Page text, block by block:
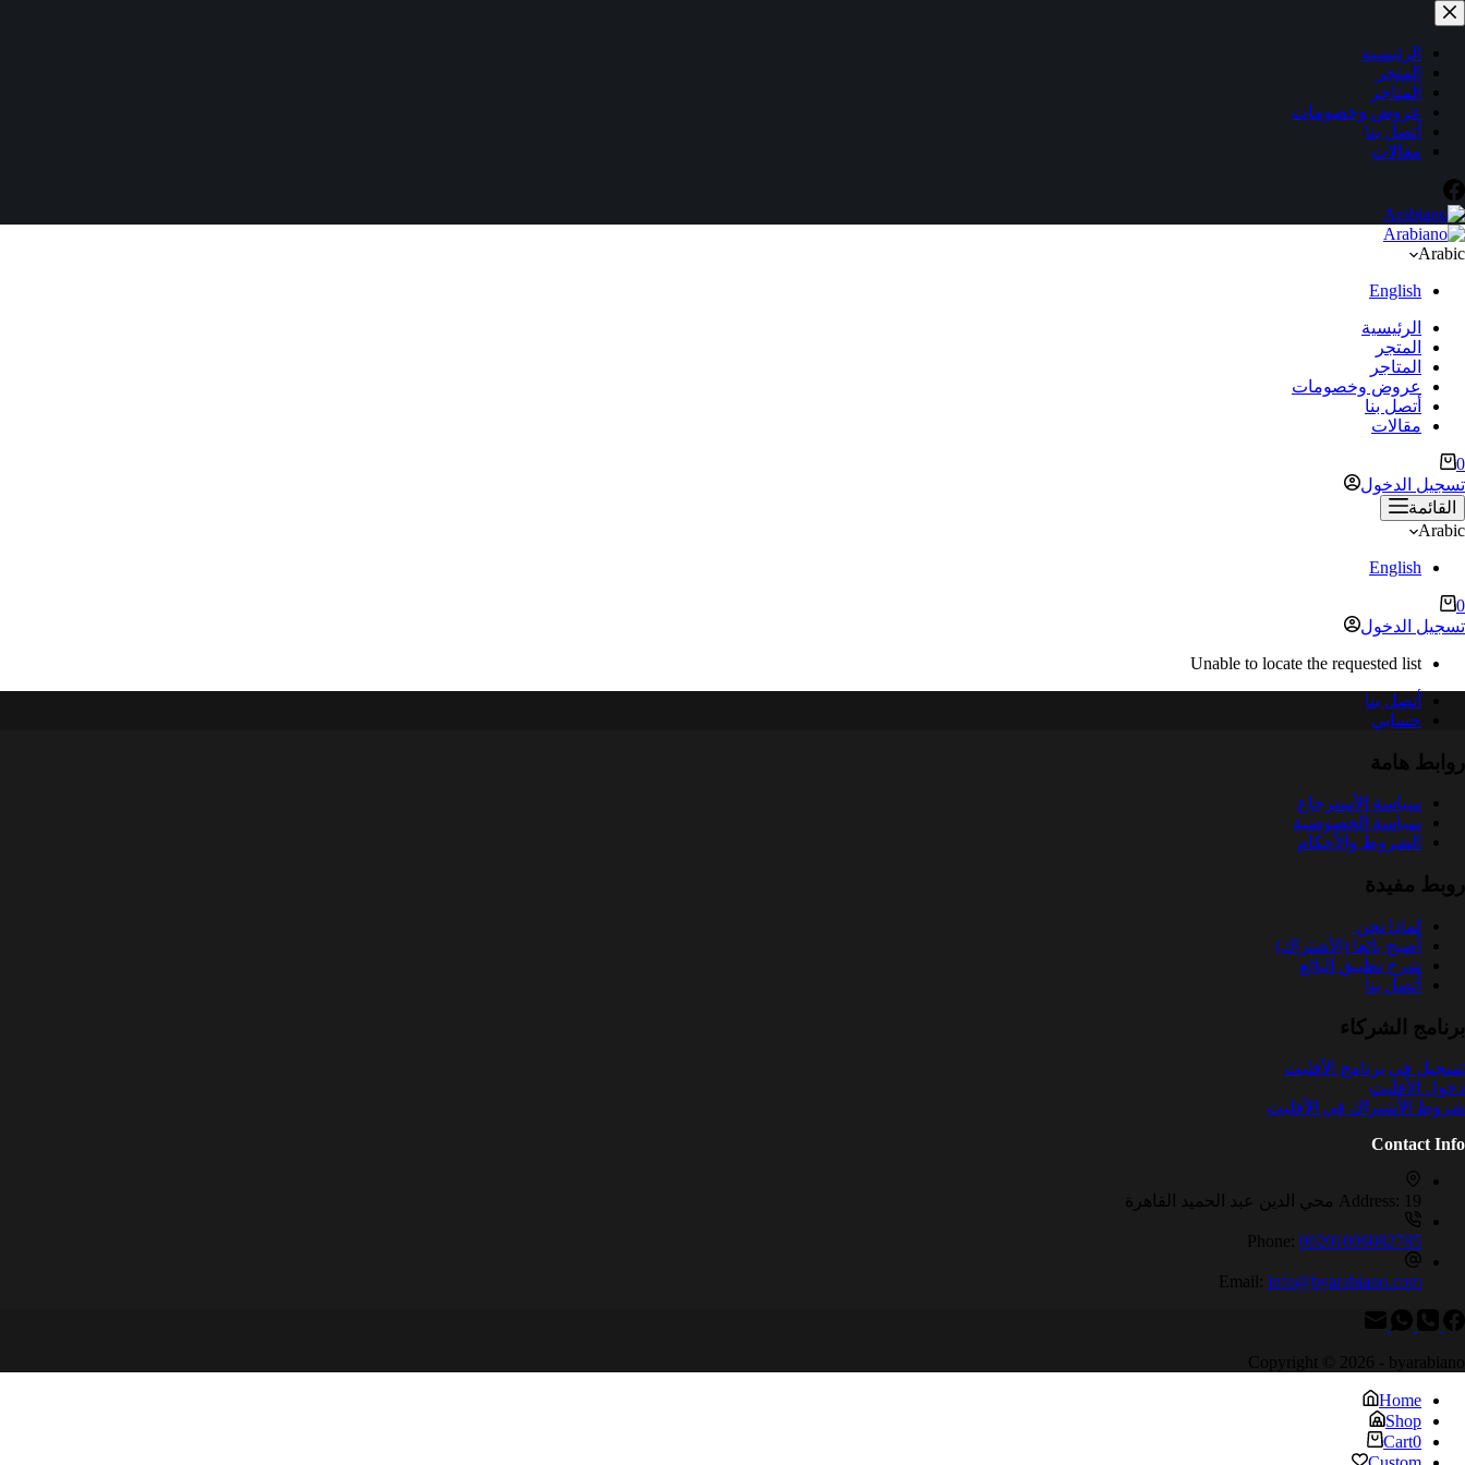
التجاوز
إلى
المحتوىالرئيسية
المتجر
المتاجر
عروض وخصومات
أتصل بنا
مقالات
Arabic
English
الرئيسية
المتجر
المتاجر
عروض وخصومات
أتصل بنا
مقالات
عربة
التسوق
0
تسجيل الدخول
القائمة
Arabic
English
عربة
التسوق
0
تسجيل الدخول
Unable to locate the requested list
أتصل بنا
حسابي
روابط هامة
سياسة الأسترجاع
سياسة الخصوصية
الشروط والأحكام
روبط مفيدة
لماذا نحن
أصبح بائعا (الأشتراك)
شرح تطبيق البائع
أتصل بنا
برنامج الشركاء
تسجيل في برنامج الأفليت
دخول الأفليت
شروط الأشتراك في الأفليت
Contact Info
Address: 19 محي الدين عبد الحميد القاهرة
Phone: 00201009082785
Email: info@byarabiano.com
Copyright © 2026 - byarabiano
Home
Shop
Cart0